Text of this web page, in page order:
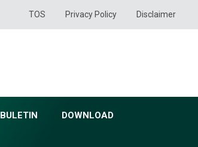
TOS Privacy Policy Disclaimer
BULETIN DOWNLOAD